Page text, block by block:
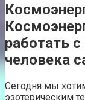
работать
человека
Сегодня мы
эзотерическим